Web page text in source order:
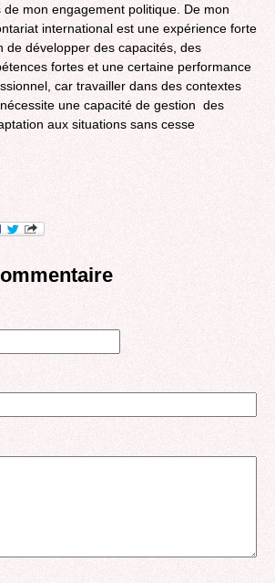
mon engagement politique. De mon
international est une expérience forte
de développer des capacités, des
fortes et une certaine performance
car travailler dans des contextes
une capacité de gestion des
aux situations sans cesse